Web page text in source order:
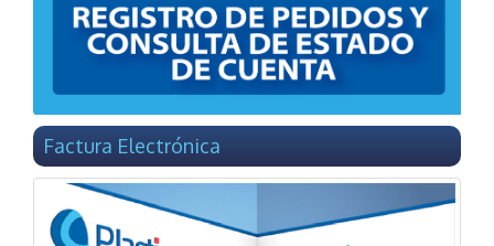
Factura Electrónica